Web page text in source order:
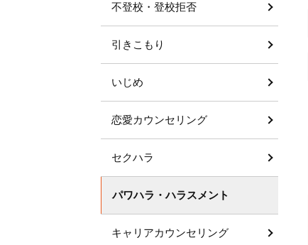
不登校・登校拒否
引きこもり
いじめ
恋愛カウンセリング
セクハラ
パワハラ・ハラスメント
キャリアカウンセリング